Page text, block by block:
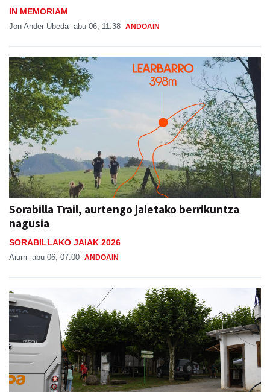
IN MEMORIAM
Jon Ander Ubeda abu 06, 11:38 ANDOAIN
Sorabilla Trail, aurtengo jaietako berrikuntza
nagusia
SORABILLAKO JAIAK 2026
Aiurri abu 06, 07:00 ANDOAIN